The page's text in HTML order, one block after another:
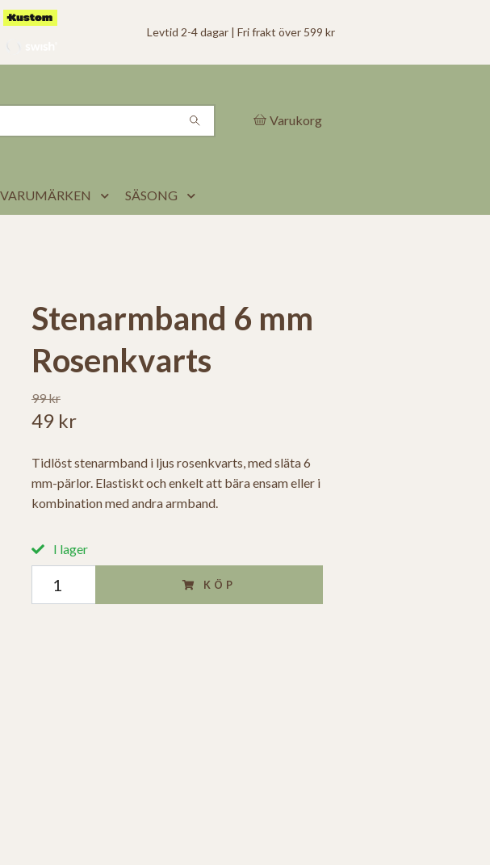
Levtid 2-4 dagar | Fri frakt över 599 kr
Varukorg
VARUMÄRKEN SÄSONG
Stenarmband 6 mm
Rosenkvarts
99 kr
49 kr
Tidlöst stenarmband i ljus rosenkvarts, med släta 6
mm-pärlor. Elastiskt och enkelt att bära ensam eller i
kombination med andra armband.
I lager
KÖP